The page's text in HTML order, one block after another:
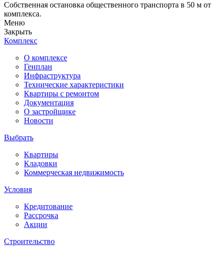
Собственная остановка общественного транспорта в 50 м от
комплекса.
Меню
Закрыть
Комплекс
О комплексе
Генплан
Инфраструктура
Технические характеристики
Квартиры с ремонтом
Документация
О застройщике
Новости
Выбрать
Квартиры
Кладовки
Коммерческая недвижимость
Условия
Кредитование
Рассрочка
Акции
Строительство